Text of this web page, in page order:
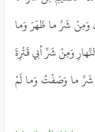
وَمِنْ شَرِّ ما ظَهَرَ وَما
وَمِنْ شَرِّ أبي قَتْرِةَ
ما وَصَفْتُ وَما لَمْ